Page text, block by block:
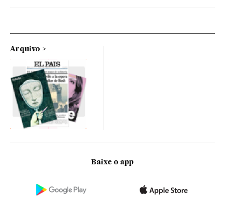
Arquivo
Baixe o app